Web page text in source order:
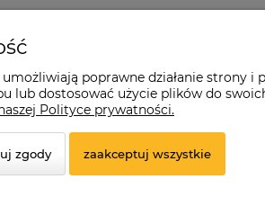
zastrzeżone.
poprawne działanie strony
lub dostosować użycie plików do
Polityce prywatności.
zgody zaakceptuj wszystkie